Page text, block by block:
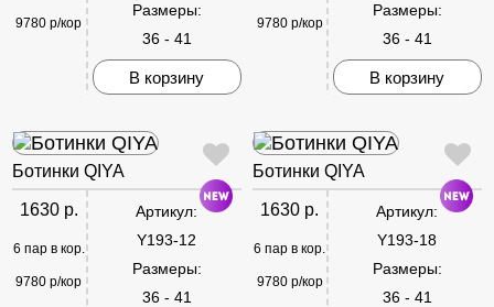
9780 р/кор
Размеры:
36 - 41
В корзину
9780 р/кор
Размеры:
36 - 41
В корзину
Ботинки QIYA
1630 р.
6 пар в кор.
9780 р/кор
Артикул:
Y193-12
Размеры:
36 - 41
Ботинки QIYA
1630 р.
6 пар в кор.
9780 р/кор
Артикул:
Y193-18
Размеры:
36 - 41